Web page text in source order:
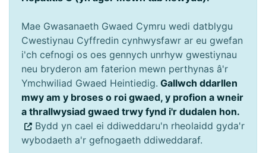
Mae Gwasanaeth Gwaed Cymru wedi datblygu
Cwestiynau Cyffredin cynhwysfawr ar eu gwefan
i'ch cefnogi os oes gennych unrhyw gwestiynau
neu bryderon am faterion mewn perthynas â'r
Ymchwiliad Gwaed Heintiedig. Gallwch ddarllen
mwy am y broses o roi gwaed, y profion a wneir
a thrallwysiad gwaed trwy fynd i'r dudalen hon.
Bydd yn cael ei ddiweddaru'n rheolaidd gyda'r
wybodaeth a'r gefnogaeth ddiweddaraf.